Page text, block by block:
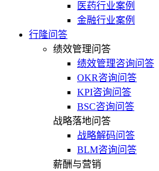
医药行业案例
金融行业案例
行隆问答
绩效管理问答
绩效管理咨询问答
OKR咨询问答
KPI咨询问答
BSC咨询问答
战略落地问答
战略解码问答
BLM咨询问答
薪酬与营销